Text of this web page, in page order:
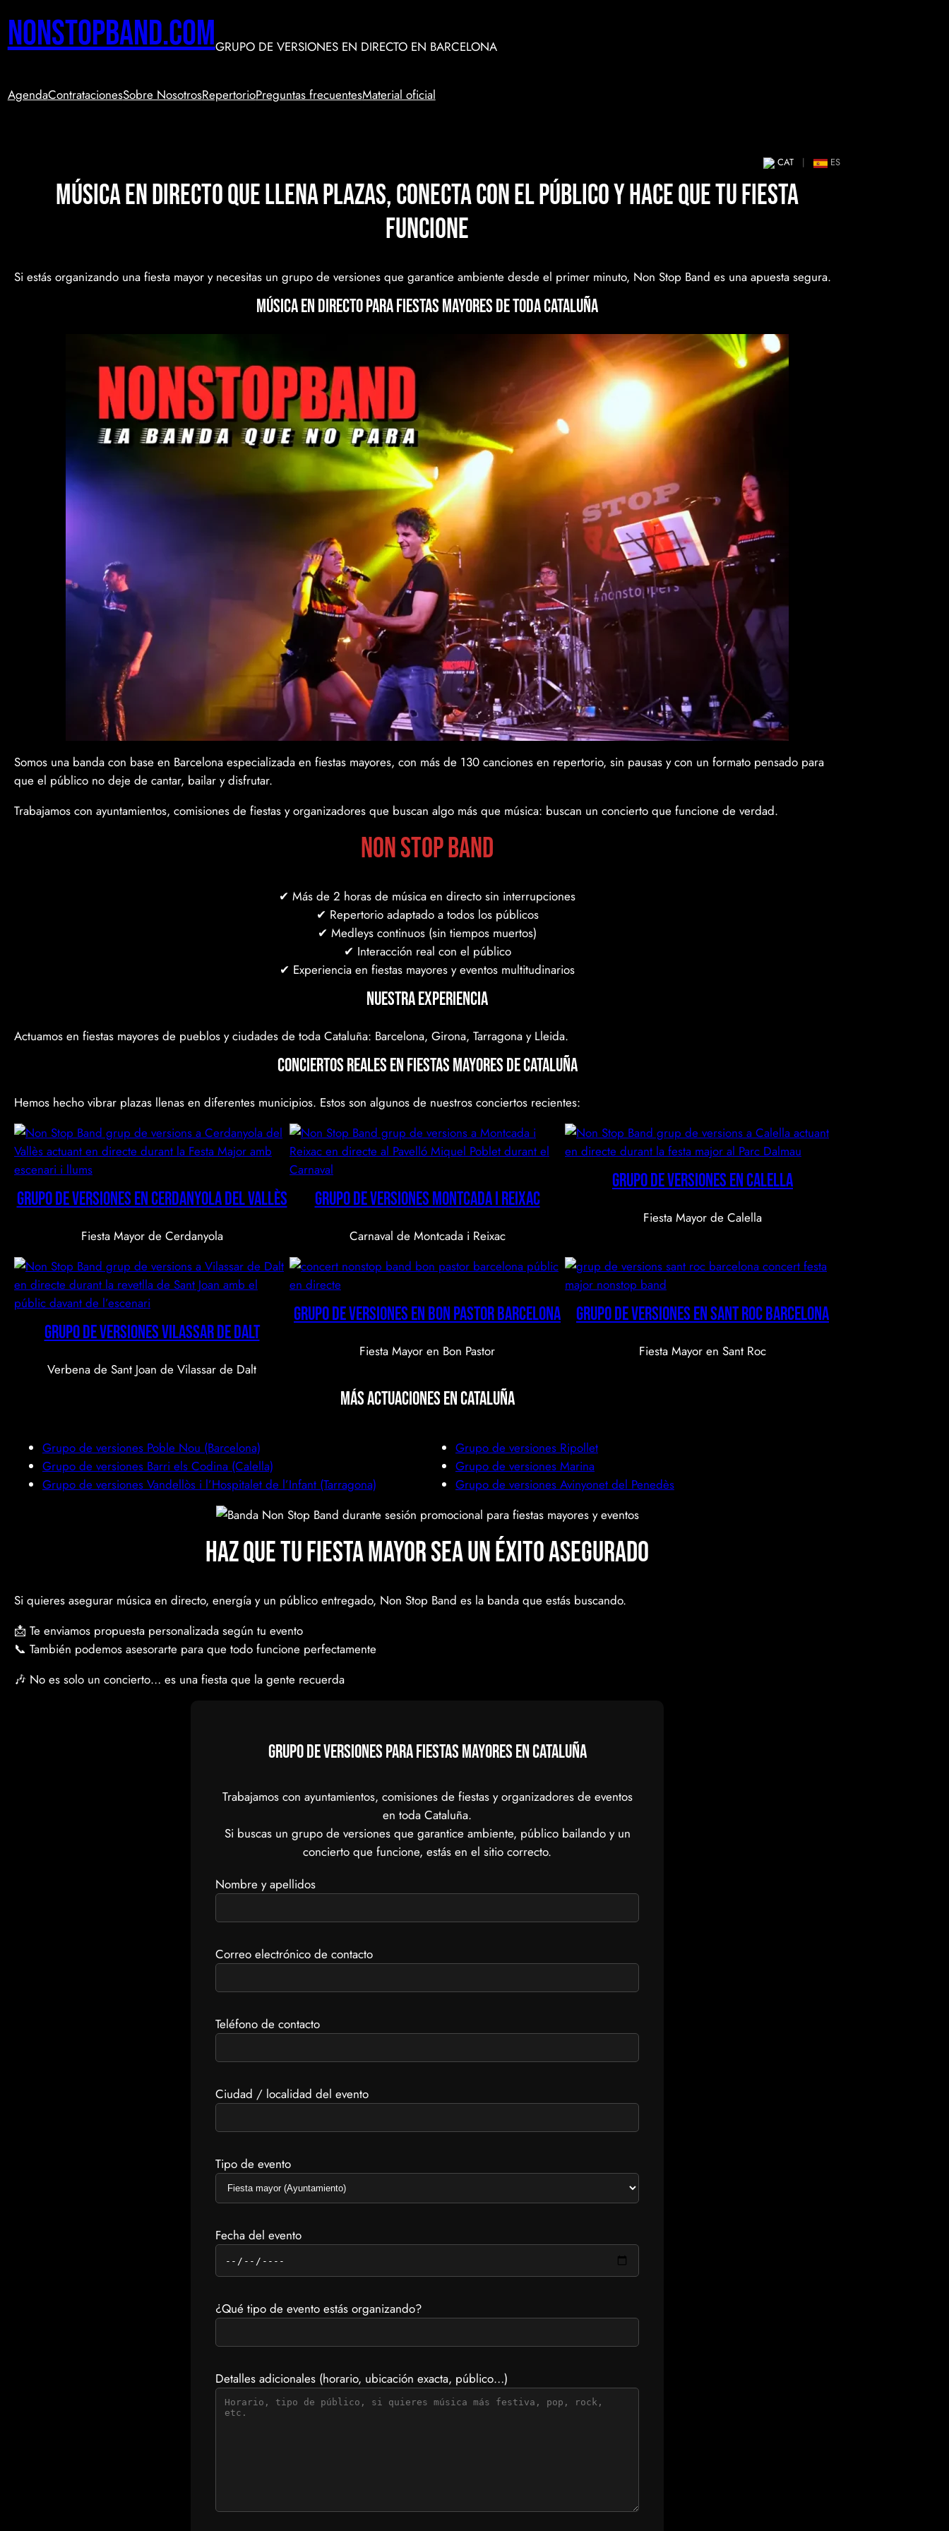
contenido
nonstopband.comGRUPO DE VERSIONES EN DIRECTO EN BARCELONA
AgendaContratacionesSobre NosotrosRepertorioPreguntas frecuentesMaterial oficial
CAT | ES
Música en directo que llena plazas, conecta con el público y hace que tu fiesta
funcione
Si estás organizando una fiesta mayor y necesitas un grupo de versiones que garantice ambiente desde el primer minuto, Non Stop Band es una apuesta segura.
Música en directo para Fiestas Mayores de toda Cataluña
Somos una banda con base en Barcelona especializada en fiestas mayores, con más de 130 canciones en repertorio, sin pausas y con un formato pensado para
que el público no deje de cantar, bailar y disfrutar.
Trabajamos con ayuntamientos, comisiones de fiestas y organizadores que buscan algo más que música: buscan un concierto que funcione de verdad.
NON STOP BAND
✔ Más de 2 horas de música en directo sin interrupciones
✔ Repertorio adaptado a todos los públicos
✔ Medleys continuos (sin tiempos muertos)
✔ Interacción real con el público
✔ Experiencia en fiestas mayores y eventos multitudinarios
Nuestra Experiencia
Actuamos en fiestas mayores de pueblos y ciudades de toda Cataluña: Barcelona, Girona, Tarragona y Lleida.
Conciertos reales en fiestas mayores de Cataluña
Hemos hecho vibrar plazas llenas en diferentes municipios. Estos son algunos de nuestros conciertos recientes:
Grupo de versiones en Cerdanyola del Vallès
Fiesta Mayor de Cerdanyola
Grupo de versiones Montcada i Reixac
Carnaval de Montcada i Reixac
Grupo de Versiones en CALELLA
Fiesta Mayor de Calella
GRUPO DE VERSIONES Vilassar de Dalt
Verbena de Sant Joan de Vilassar de Dalt
Grupo de versiones en Bon Pastor Barcelona
Fiesta Mayor en Bon Pastor
Grupo de Versiones en Sant Roc Barcelona
Fiesta Mayor en Sant Roc
Más actuaciones en Cataluña
Grupo de versiones Poble Nou (Barcelona)
Grupo de versiones Barri els Codina (Calella)
Grupo de versiones Vandellòs i l’Hospitalet de l’Infant (Tarragona)
Grupo de versiones Ripollet
Grupo de versiones Marina
Grupo de versiones Avinyonet del Penedès
Haz que tu fiesta mayor sea un éxito asegurado
Si quieres asegurar música en directo, energía y un público entregado, Non Stop Band es la banda que estás buscando.
📩 Te enviamos propuesta personalizada según tu evento
📞 También podemos asesorarte para que todo funcione perfectamente
🎶 No es solo un concierto… es una fiesta que la gente recuerda
Grupo de versiones para fiestas mayores en Cataluña
Trabajamos con ayuntamientos, comisiones de fiestas y organizadores de eventos
en toda Cataluña.
Si buscas un grupo de versiones que garantice ambiente, público bailando y un
concierto que funcione, estás en el sitio correcto.
Nombre y apellidos
Correo electrónico de contacto
Teléfono de contacto
Ciudad / localidad del evento
Tipo de evento
Fecha del evento
¿Qué tipo de evento estás organizando?
Detalles adicionales (horario, ubicación exacta, público…)